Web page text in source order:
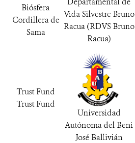
Biósfera
Cordillera de
Sama
Vida Silvestre Bruno
Racua (RDVS Bruno
Racua)
Trust Fund
Trust Fund
Universidad
Autónoma del Beni
José Ballivián